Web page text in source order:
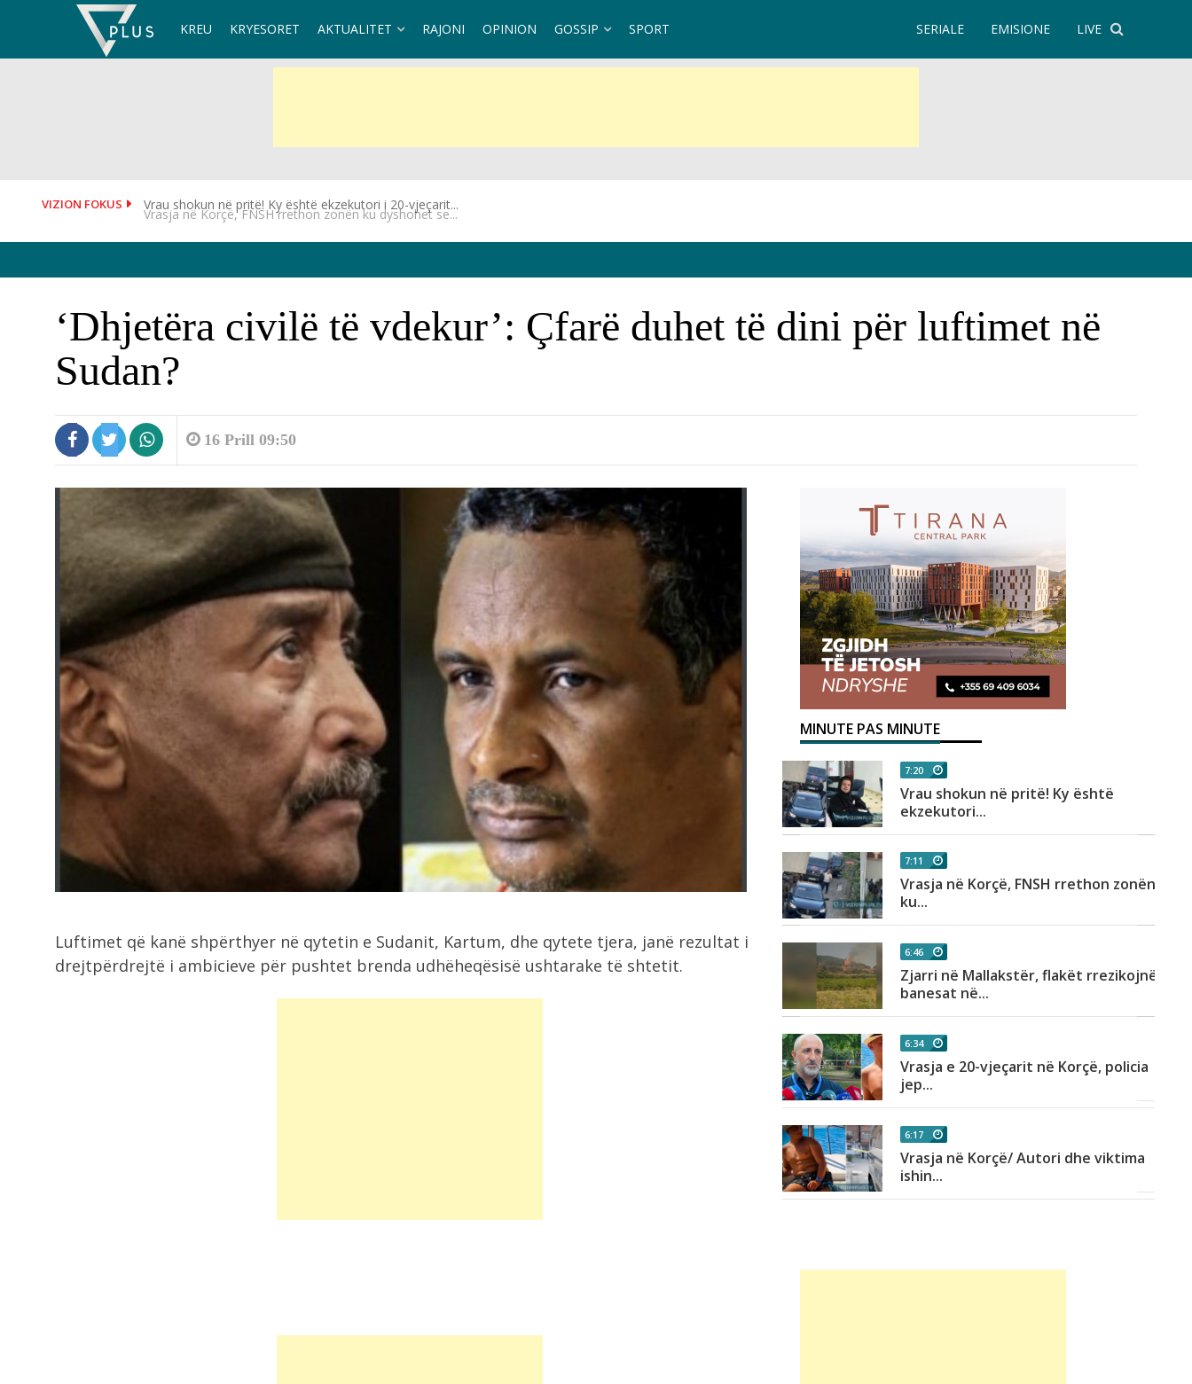
KREU KRYESORET AKTUALITET RAJONI OPINION GOSSIP SPORT LIVE
EMISIONE
SERIALE
VIZION FOKUS Vrasja në Korçë, FNSH rrethon zonën ku dyshohet se...
‘Dhjetëra civilë të vdekur’: Çfarë duhet të dini për luftimet në
Sudan?
16 Prill 09:50
Luftimet që kanë shpërthyer në qytetin e Sudanit, Kartum, dhe qytete tjera, janë rezultat i
drejtpërdrejtë i ambicieve për pushtet brenda udhëheqësisë ushtarake të shtetit.
MINUTE PAS MINUTE
4:55
Kërcet kallashnikovi në Korçë, një i
Ukraina nuk e njeh shtetin e
4:36
Aksident i trefishtë në aksin
4:02
Broja jashtë planeve të trajnerit, ylli
kuqezi...
3:44
“Bombë” nga Anglia për Infantinon,
3:28
Zelensky viziton Beogradin, Vuçiç:
7:20
Vrau shokun në pritë! Ky është
ekzekutori...
7:11
Vrasja në Korçë, FNSH rrethon zonën
ku...
6:46
Zjarri në Mallakstër, flakët rrezikojnë
banesat në...
6:34
Vrasja e 20-vjeçarit në Korçë, policia
jep...
6:17
Vrasja në Korçë/ Autori dhe viktima
ishin...